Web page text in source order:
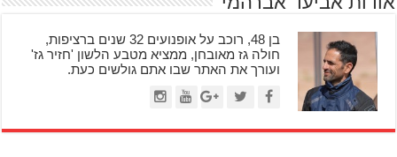
בן 48, רוכב על אופנועים 32 שנים ברציפות,
חולה גז מאובחן, ממציא מטבע הלשון 'חזיר גז'
ועורך את האתר שבו אתם גולשים כעת.